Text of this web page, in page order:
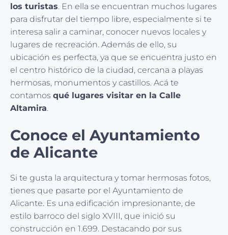
los turistas. En ella se encuentran muchos lugares
para disfrutar del tiempo libre, especialmente si te
interesa salir a caminar, conocer nuevos locales y
lugares de recreación. Además de ello, su
ubicación es perfecta, ya que se encuentra justo en
el centro histórico de la ciudad, cercana a playas
hermosas, monumentos y castillos. Acá te
contamos qué lugares visitar en la Calle
Altamira.
Conoce el Ayuntamiento
de Alicante
Si te gusta la arquitectura y tomar hermosas fotos,
tienes que pasarte por el Ayuntamiento de
Alicante. Es una edificación impresionante, de
estilo barroco del siglo XVIII, que inició su
construcción en 1.699. Destacando por sus